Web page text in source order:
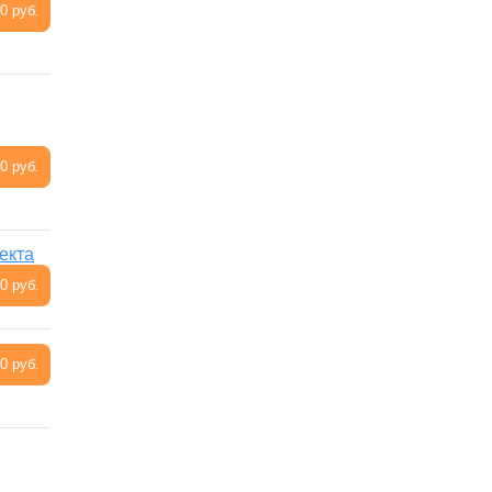
руб.
руб.
руб.
руб.